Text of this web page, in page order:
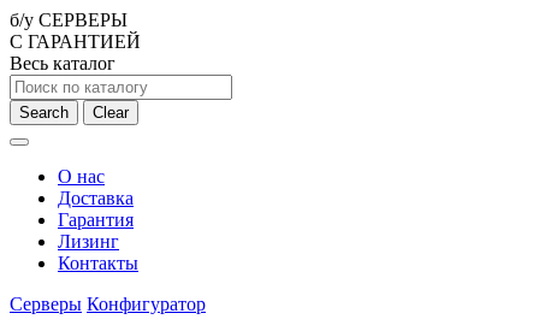
б/у СЕРВЕРЫ
С ГАРАНТИЕЙ
Весь каталог
Search Clear
О нас
Доставка
Гарантия
Лизинг
Контакты
Серверы Конфигуратор